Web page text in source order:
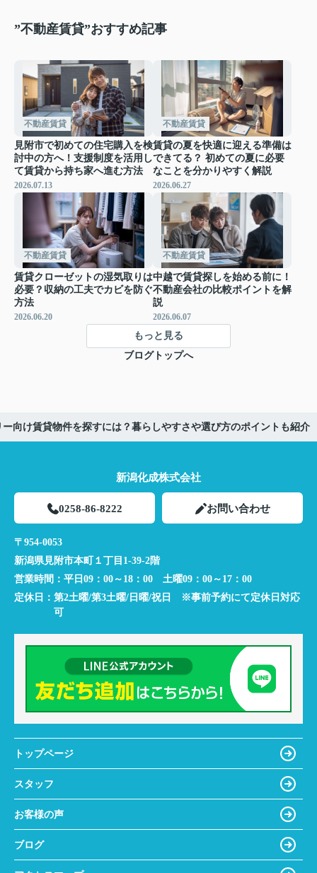
”不動産賃貸”おすすめ記事
不動産賃貸
見附市で初めての住宅購入を検
討中の方へ！支援制度を活用し
て賃貸から持ち家へ進む方法
2026.07.13
不動産賃貸
賃貸の夏を快適に迎える準備は
できてる？ 初めての夏に必要
なことを分かりやすく解説
2026.06.27
不動産賃貸
賃貸クローゼットの湿気取りは
必要？収納の工夫でカビを防ぐ
方法
2026.06.20
不動産賃貸
中越で賃貸探しを始める前に！
不動産会社の比較ポイントを解
説
2026.06.07
もっと見る
ブログトップへ
向け賃貸物件を探すには？暮らしやすさや選び方のポイントも紹介
新潟化成株式会社
0258-86-8222 お問い合わせ
〒954-0053
新潟県見附市本町１丁目1-39-2階
営業時間： 平日09：00～18：00 土曜09：00～17：00
定休日： 第2土曜/第3土曜/日曜/祝日 ※事前予約にて定休日対応
可
トップページ
スタッフ
お客様の声
ブログ